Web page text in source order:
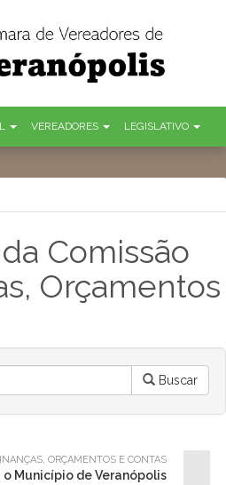
VEREADORES LEGISLATIVO
Comissão
Orçamentos
Buscar
ORÇAMENTOS E CONTAS
Município de Veranópolis